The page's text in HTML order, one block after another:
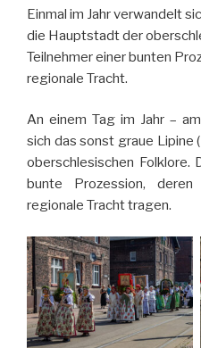
Einmal im Jahr verwandelt
die Hauptstadt der
Teilnehmer einer bunten
regionale Tracht.
An einem Tag im Jahr –
sich das sonst graue Lipine
oberschlesischen Folklore.
bunte Prozession,
regionale Tracht tragen.